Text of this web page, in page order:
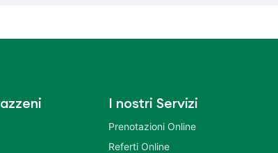
I nostri Servizi
Prenotazioni Online
Referti Online